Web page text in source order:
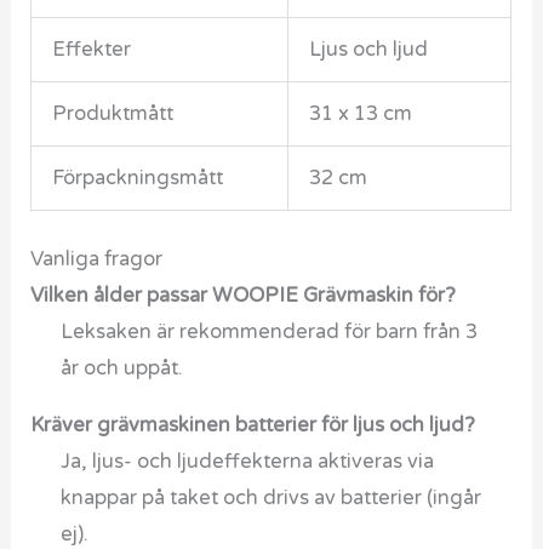
Effekter Ljus och ljud
Produktmått 31 x 13 cm
Förpackningsmått 32 cm
Vanliga fragor
Vilken ålder passar WOOPIE Grävmaskin för?
Leksaken är rekommenderad för barn från 3
år och uppåt.
Kräver grävmaskinen batterier för ljus och ljud?
Ja, ljus- och ljudeffekterna aktiveras via
knappar på taket och drivs av batterier (ingår
ej).